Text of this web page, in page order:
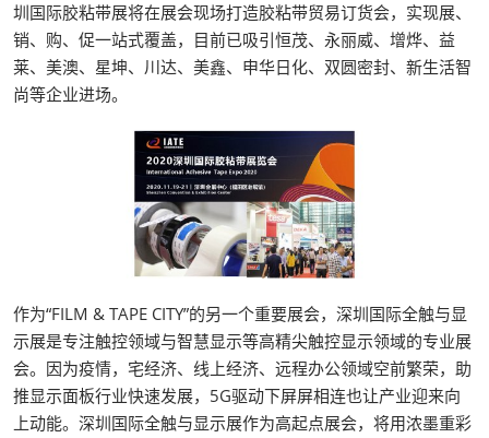
圳国际胶粘带展将在展会现场打造胶粘带贸易订货会，实现展、
销、购、促一站式覆盖，目前已吸引恒茂、永丽威、增烨、益
莱、美澳、星坤、川达、美鑫、申华日化、双圆密封、新生活智
尚等企业进场。
作为“FILM & TAPE CITY”的另一个重要展会，深圳国际全触与显
示展是专注触控领域与智慧显示等高精尖触控显示领域的专业展
会。因为疫情，宅经济、线上经济、远程办公领域空前繁荣，助
推显示面板行业快速发展，5G驱动下屏屏相连也让产业迎来向
上动能。深圳国际全触与显示展作为高起点展会，将用浓墨重彩